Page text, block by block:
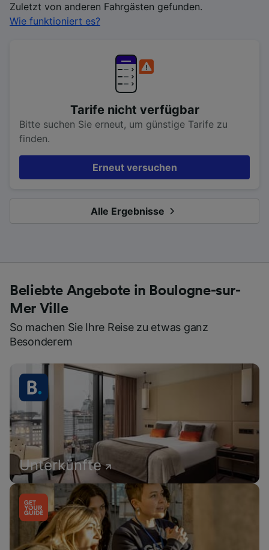
Zuletzt von anderen Fahrgästen gefunden.
Wie funktioniert es?
Tarife nicht verfügbar
Bitte suchen Sie erneut, um günstige Tarife zu
finden.
Erneut versuchen
Alle Ergebnisse
Beliebte Angebote in Boulogne-sur-
Mer Ville
So machen Sie Ihre Reise zu etwas ganz
Besonderem
Unterkünfte